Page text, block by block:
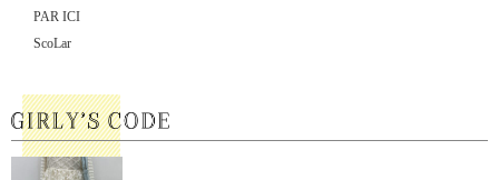
PAR ICI
ScoLar